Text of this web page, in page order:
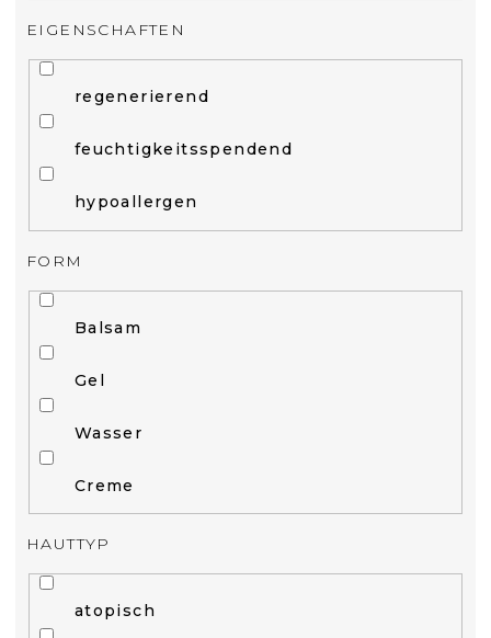
EIGENSCHAFTEN
regenerierend
feuchtigkeitsspendend
hypoallergen
FORM
Balsam
Gel
Wasser
Creme
HAUTTYP
atopisch